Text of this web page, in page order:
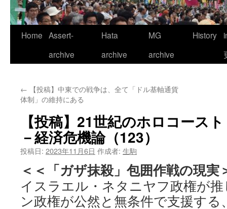
Home Assert-
archive
Hata
archive
MG
archive
History
← 【投稿】中東での戦争は、全て「ドル基軸通貨
体制」の維持にある
【投稿】21世紀のホロコース
－経済危機論（123）
投稿日: 2023年11月6日 作成者: 生駒
＜＜「ガザ抹殺」包囲作戦の現実
イスラエル・ネタニヤフ政権が
ン政権が公然と無条件で支援す